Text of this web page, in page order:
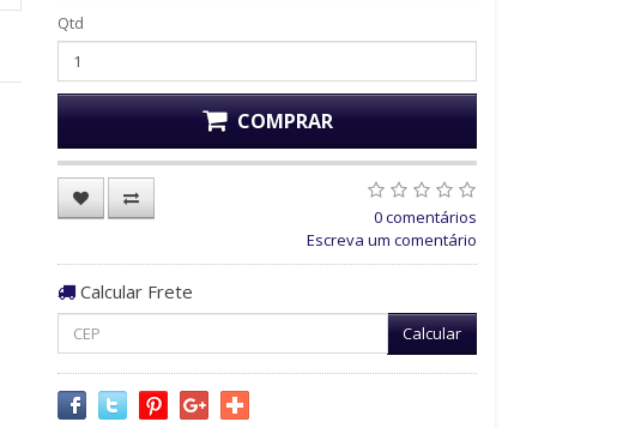
Qtd
COMPRAR
0 comentários
Escreva um comentário
Calcular Frete
Calcular